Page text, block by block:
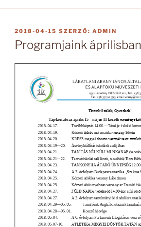
BEKÜLDVE:
2018-04-15 SZERZŐ: ADMIN
Programjaink áprilisban